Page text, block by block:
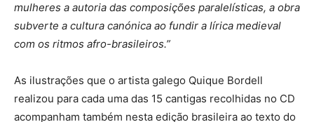
mulheres a autoria das composições paralelísticas, a obra
subverte a cultura canónica ao fundir a lírica medieval
com os ritmos afro-brasileiros.”
As ilustrações que o artista galego Quique Bordell
realizou para cada uma das 15 cantigas recolhidas no CD
acompanham também nesta edição brasileira ao texto do